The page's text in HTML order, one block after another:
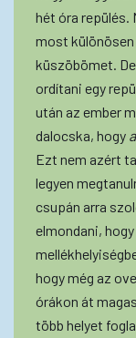
hét óra repülés.
most
küszöbömet.
ordítani egy
után az ember
dalocska, hogy
Ezt nem azért
legyen
csupán arra
elmondani,
hogy még az
órákon át
több helyet